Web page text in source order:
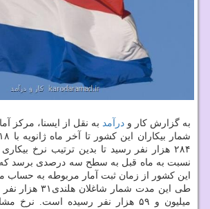
به گزارش كار و درآمد به نقل از ایسنا، مركز
نسبت به ماه قبل به سطح سه درصدی برسد كه
این كشور از زمان ثبت آمار مربوطه به حساب
میلیون و ۵۹ هزار نفر رسیده است.